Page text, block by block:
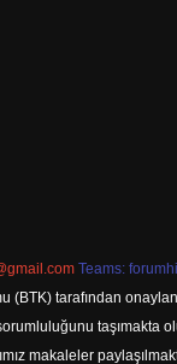
Teams:
tarafından
makaleler